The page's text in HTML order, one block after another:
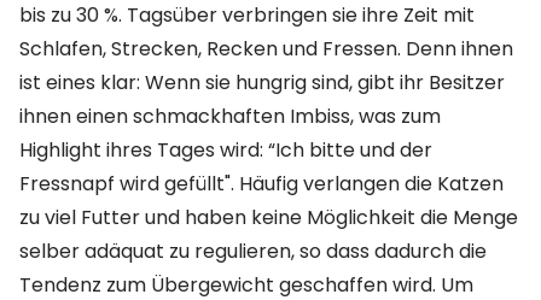
bis zu 30 %. Tagsüber verbringen sie ihre Zeit mit
Schlafen, Strecken, Recken und Fressen. Denn ihnen
ist eines klar: Wenn sie hungrig sind, gibt ihr Besitzer
ihnen einen schmackhaften Imbiss, was zum
Highlight ihres Tages wird: “Ich bitte und der
Fressnapf wird gefüllt". Häufig verlangen die Katzen
zu viel Futter und haben keine Möglichkeit die Menge
selber adäquat zu regulieren, so dass dadurch die
Tendenz zum Übergewicht geschaffen wird. Um